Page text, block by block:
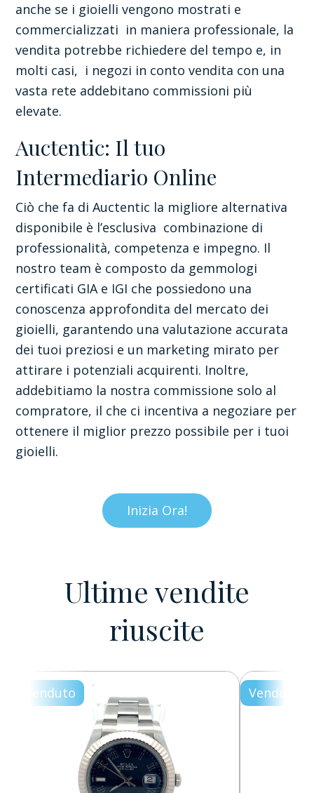
anche se i gioielli vengono mostrati e
commercializzati in maniera professionale, la
vendita potrebbe richiedere del tempo e, in
molti casi, i negozi in conto vendita con una
vasta rete addebitano commissioni più
elevate.
Auctentic: Il tuo
Intermediario Online
Ciò che fa di Auctentic la migliore alternativa
disponibile è l’esclusiva combinazione di
professionalità, competenza e impegno. Il
nostro team è composto da gemmologi
certificati GIA e IGI che possiedono una
conoscenza approfondita del mercato dei
gioielli, garantendo una valutazione accurata
dei tuoi preziosi e un marketing mirato per
attirare i potenziali acquirenti. Inoltre,
addebitiamo la nostra commissione solo al
compratore, il che ci incentiva a negoziare per
ottenere il miglior prezzo possibile per i tuoi
gioielli.
Inizia Ora!
Ultime vendite
riuscite
Venduto Venduto